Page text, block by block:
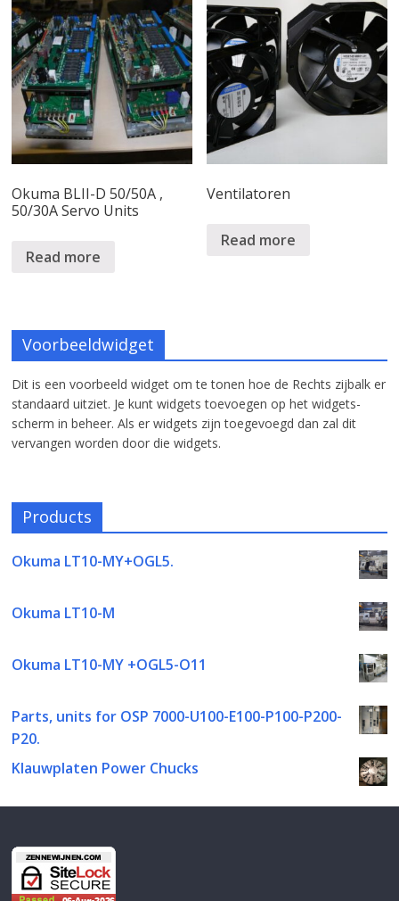
Okuma BLII-D 50/50A ,
50/30A Servo Units
Read more
Ventilatoren
Read more
Voorbeeldwidget
Dit is een voorbeeld widget om te tonen hoe de Rechts zijbalk er
standaard uitziet. Je kunt widgets toevoegen op het widgets-
scherm in beheer. Als er widgets zijn toegevoegd dan zal dit
vervangen worden door die widgets.
Products
Okuma LT10-MY+OGL5.
Okuma LT10-M
Okuma LT10-MY +OGL5-O11
Parts, units for OSP 7000-U100-E100-P100-P200-
P20.
Klauwplaten Power Chucks